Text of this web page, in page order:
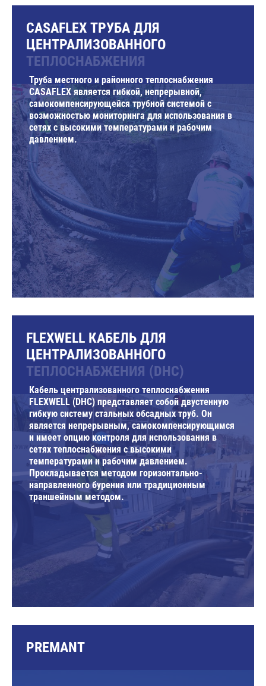
CASAFLEX ТРУБА ДЛЯ
ЦЕНТРАЛИЗОВАННОГО
ТЕПЛОСНАБЖЕНИЯ
Труба местного и районного теплоснабжения
CASAFLEX является гибкой, непрерывной,
самокомпенсирующейся трубной системой с
возможностью мониторинга для использования в
сетях с высокими температурами и рабочим
давлением.
FLEXWELL КАБЕЛЬ ДЛЯ
ЦЕНТРАЛИЗОВАННОГО
ТЕПЛОСНАБЖЕНИЯ (DHC)
Кабель централизованного теплоснабжения
FLEXWELL (DHC) представляет собой двустенную
гибкую систему стальных обсадных труб. Он
является непрерывным, самокомпенсирующимся
и имеет опцию контроля для использования в
сетях теплоснабжения с высокими
температурами и рабочим давлением.
Прокладывается методом горизонтально-
направленного бурения или традиционным
траншейным методом.
PREMANT